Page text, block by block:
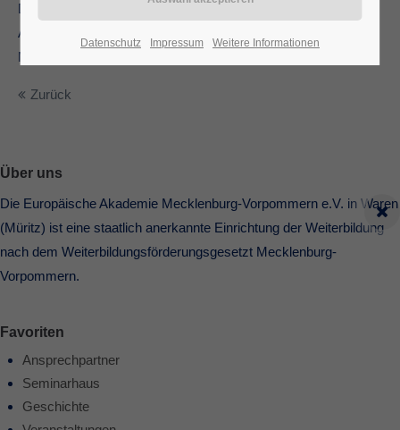
Dank der Feldenkrais-Methode, die mit ihrer positiven
Auswirkung auf die körperliche und seelische Gesundheit für
Menschen jeden Alters und in jeder Lebenslage geeignet ist.
Zurück
Datenschutz Impressum Weitere Informationen
Über uns
Die Europäische Akademie Mecklenburg-Vorpommern e.V. in Waren
(Müritz) ist eine staatlich anerkannte Einrichtung der Weiterbildung
nach dem Weiterbildungsförderungsgesetzt Mecklenburg-
Vorpommern.
Favoriten
Ansprechpartner
Seminarhaus
Geschichte